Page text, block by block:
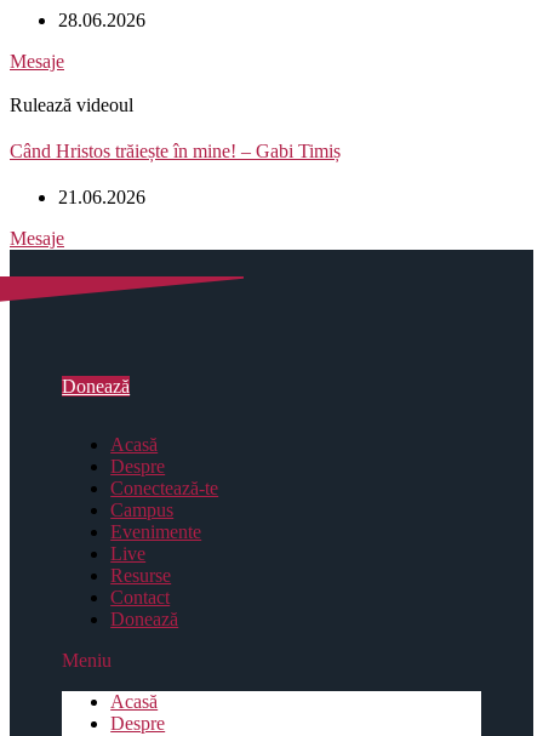
28.06.2026
Mesaje
Rulează videoul
Când Hristos trăiește în mine! – Gabi Timiș
21.06.2026
Mesaje
Donează
Acasă
Despre
Conectează-te
Campus
Evenimente
Live
Resurse
Contact
Donează
Meniu
Acasă
Despre